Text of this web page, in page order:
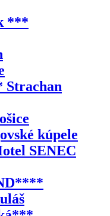
***
Strachan
kúpele
SENEC